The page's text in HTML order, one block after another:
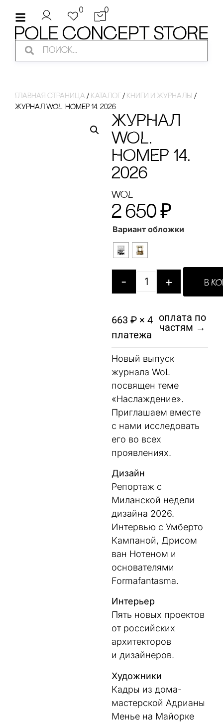
0 0
Главная страница / Каталог / кнИги И ЖуРнаЛы /
ЖУРНАЛ WOL. НОМЕР 14. 2026
ЖУРНАЛ
WOL.
НОМЕР 14.
2026
WoL
2 650 ₽
Вариант обложки
- + В
663 ₽ × 4
платежа
оплата по
частям →
Новый выпуск
журнала WoL
посвящен теме
«Наслаждение».
Приглашаем вместе
с нами исследовать
его во всех
проявлениях.
Дизайн
Репортаж с
Миланской недели
дизайна 2026.
Интервью с Умберто
Кампаной, Дрисом
ван Нотеном и
основателями
Formafantasma.
Интерьер
Пять новых проектов
от российских
архитекторов
и дизайнеров.
Художники
Кадры из дома-
мастерской Адрианы
Менье на Майорке